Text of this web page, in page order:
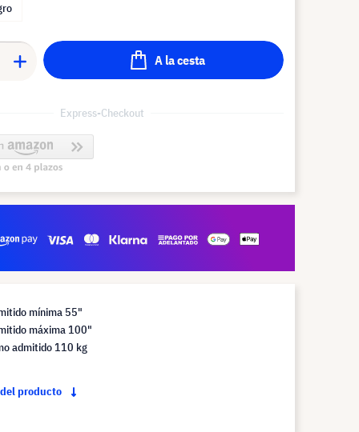
A la cesta
Express-Checkout
mínima 55"
máxima 100"
admitido 110 kg
producto